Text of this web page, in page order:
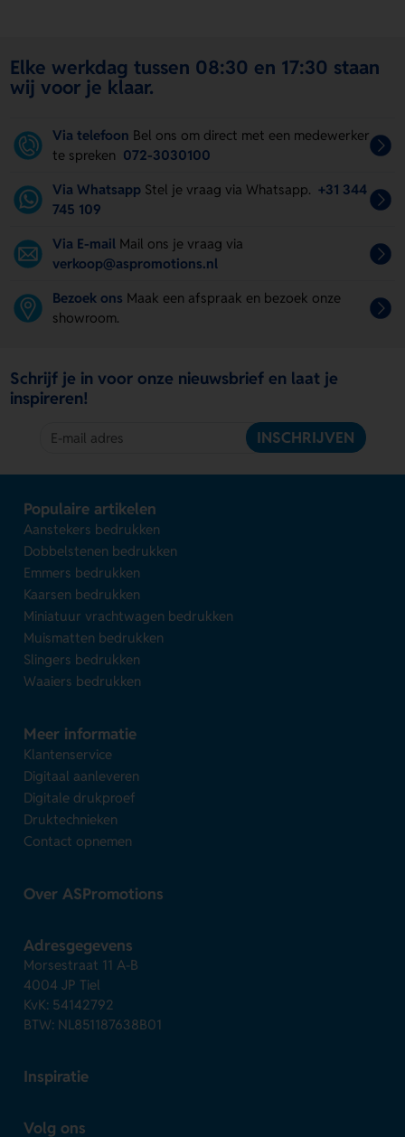
Elke werkdag tussen 08:30 en 17:30 staan
wij voor je klaar.
Via telefoon Bel ons om direct met een medewerker
te spreken 072-3030100
Via Whatsapp Stel je vraag via Whatsapp. +31 344
745 109
Via E-mail Mail ons je vraag via
verkoop@aspromotions.nl
Bezoek ons Maak een afspraak en bezoek onze
showroom.
Schrijf je in voor onze nieuwsbrief en laat je
inspireren!
INSCHRIJVEN
Populaire artikelen
Aanstekers bedrukken
Dobbelstenen bedrukken
Emmers bedrukken
Kaarsen bedrukken
Miniatuur vrachtwagen bedrukken
Muismatten bedrukken
Slingers bedrukken
Waaiers bedrukken
Meer informatie
Klantenservice
Digitaal aanleveren
Digitale drukproef
Druktechnieken
Contact opnemen
Over ASPromotions
Adresgegevens
Morsestraat 11 A-B
4004 JP Tiel
KvK: 54142792
BTW: NL851187638B01
Inspiratie
Volg ons